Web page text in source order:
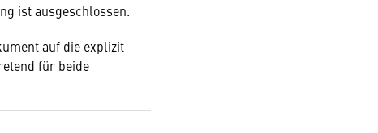
ist ausgeschlossen.
auf die explizit
für beide